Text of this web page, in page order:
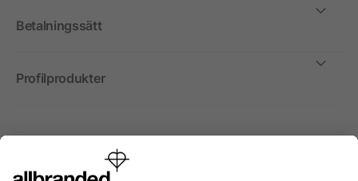
Betalningssätt
Profilprodukter
Internationellt